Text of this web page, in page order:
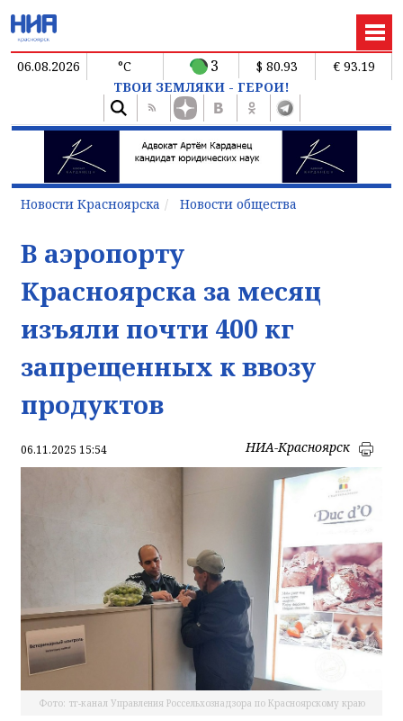
06.08.2026 °C 3 $ 80.93
€ 93.19
ТВОИ ЗЕМЛЯКИ - ГЕРОИ!
Новости Красноярска Новости общества
В аэропорту
Красноярска за месяц
изъяли почти 400 кг
запрещенных к ввозу
продуктов
06.11.2025 15:54 НИА-Красноярск
Фото: тг-канал Управления Россельхознадзора по Красноярскому краю